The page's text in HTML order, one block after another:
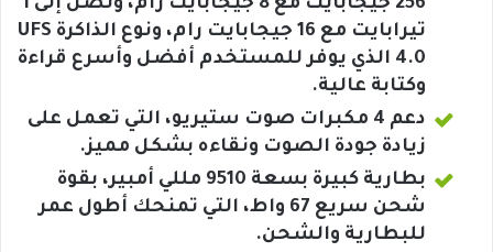
256 جيجابايت مع 8 جيجابايت رام، وتصل إلى 1
تيرابايت مع 16 جيجابايت رام، ونوع الذاكرة UFS
4.0 الذي يوفر للمستخدم أفضل وأسرع قراءة
وكتابة عالية.
دعم 4 مكبرات صوت ستيريو، التي تعمل على
زيادة جودة الصوت ونقاءه بشكل مميز.
بطارية كبيرة بسعة 9510 مللي أمبير، بقوة
شحن سريع 67 واط، التي تمنحك أطول عمر
للبطارية والشحن.